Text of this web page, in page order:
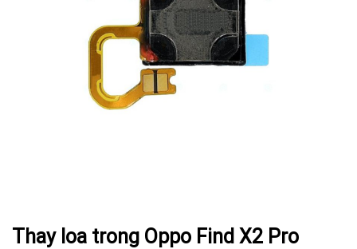
Thay loa trong Oppo Find X2 Pro